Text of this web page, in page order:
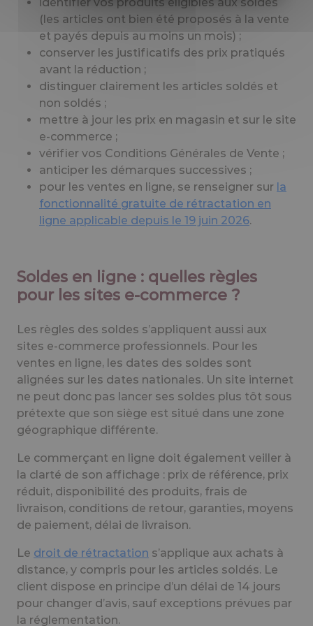
(les articles ont bien été proposés à la vente
et payés depuis au moins un mois) ;
conserver les justificatifs des prix pratiqués
avant la réduction ;
distinguer clairement les articles soldés et
non soldés ;
mettre à jour les prix en magasin et sur le site
e-commerce ;
vérifier vos Conditions Générales de Vente ;
anticiper les démarques successives ;
pour les ventes en ligne, se renseigner sur la
fonctionnalité gratuite de rétractation en
ligne applicable depuis le 19 juin 2026.
Soldes en ligne : quelles règles
pour les sites e-commerce ?
Les règles des soldes s’appliquent aussi aux
sites e-commerce professionnels. Pour les
ventes en ligne, les dates des soldes sont
alignées sur les dates nationales. Un site internet
ne peut donc pas lancer ses soldes plus tôt sous
prétexte que son siège est situé dans une zone
géographique différente.
Le commerçant en ligne doit également veiller à
la clarté de son affichage : prix de référence, prix
réduit, disponibilité des produits, frais de
livraison, conditions de retour, garanties, moyens
de paiement, délai de livraison.
Le droit de rétractation s’applique aux achats à
distance, y compris pour les articles soldés. Le
client dispose en principe d’un délai de 14 jours
pour changer d’avis, sauf exceptions prévues par
la réglementation.